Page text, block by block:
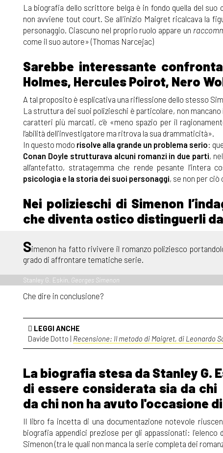
La biografia dello scrittore belga è in fondo quella del
non avviene tout court. Se all'inizio Maigret ricalcava la
personaggio. Ciascuno nel proprio ruolo appare un
come il suo autore» (Thomas Narcejac)
Sarebbe interessante
Holmes, Hercules Poirot, Nero
A tal proposito è esplicativa una riflessione dello stesso
La struttura dei suoi polizieschi è particolare, non
caratteri più marcati, c’è «meno spazio per il
l’abilità dell'investigatore ma ritrova la sua drammaticità».
In questo modo risolve alla grande un problema serio:
Conan Doyle strutturava alcuni romanzi in due parti,
all’antefatto, stratagemma che rende pesante l’intera
psicologia e la storia dei suoi personaggi, se non per
Nei polizieschi di Simenon
che diventa ostico distinguerli
Simenon ha fatto rivivere il romanzo poliziesco
grado di affrontare tematiche serie.
Stanley G. Eskin, Georges Simenon
Che dire in conclusione?
LEGGI ANCHE
Davide Dotto | Recensione: Il metodo di Maigret, di Leonardo
La biografia stesa da Stanley G.
di essere considerata sia da
da chi non ha avuto l'occasione
Il libro fa incetta di una documentazione notevole
biografia appendici preziose per gli appassionati:
Simenon (tra le quali non manca la serie completa dei